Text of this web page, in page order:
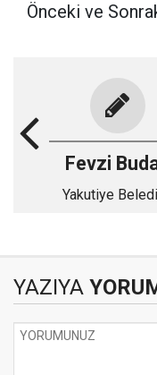
Önceki ve
Fevzi
Yakutiye
YAZIYA